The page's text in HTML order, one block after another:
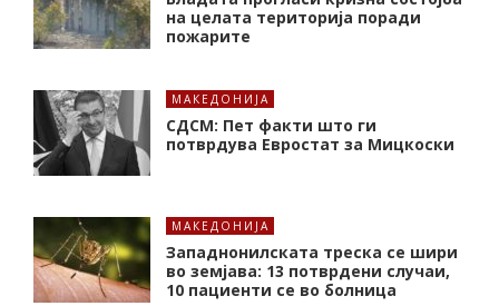
на целата територија поради
пожарите
МАКЕДОНИЈА
СДСМ: Пет факти што ги
потврдува Евростат за Мицкоски
МАКЕДОНИЈА
Западнонилската треска се шири
во земјава: 13 потврдени случаи,
10 пациенти се во болница